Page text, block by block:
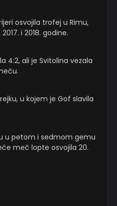
osvojila trofej u Rimu,
i 2018. godine.
4:2, ali je Svitolina vezala
u kojem je Gof slavila
u petom i sedmom gemu
meč lopte osvojila 20.